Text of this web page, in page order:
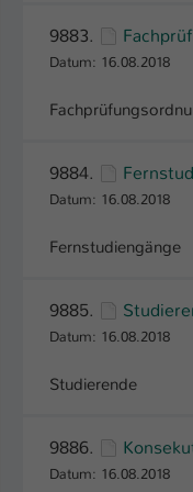
9883.
Datum: 16.08.2018
9884.
Datum: 16.08.2018
Fernstudiengänge
9885.
Datum: 16.08.2018
Studierende
9886.
Datum: 16.08.2018
Zweck
Anbieter
Zweck
zu